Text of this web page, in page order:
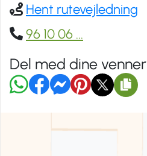
Hent rutevejledning
96 10 06 ...
Del med dine venner